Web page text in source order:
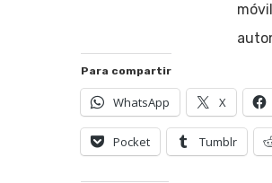
Para compartir
WhatsApp X
Pocket Tumblr